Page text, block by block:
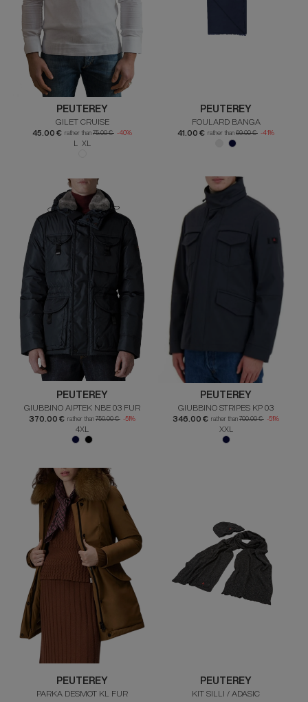
PEUTEREY
GILET CRUISE
45.00 € rather than 75.00 € -40%
L XL
PEUTEREY
FOULARD BANGA
41.00 € rather than 69.00 € -41%
PEUTEREY
GIUBBINO AIPTEK NBE 03 FUR
370.00 € rather than 750.00 € -51%
4XL
PEUTEREY
GIUBBINO STRIPES KP 03
346.00 € rather than 700.00 € -51%
XXL
PEUTEREY
PARKA DESMOT KL FUR
PEUTEREY
KIT SILLI / ADASIC